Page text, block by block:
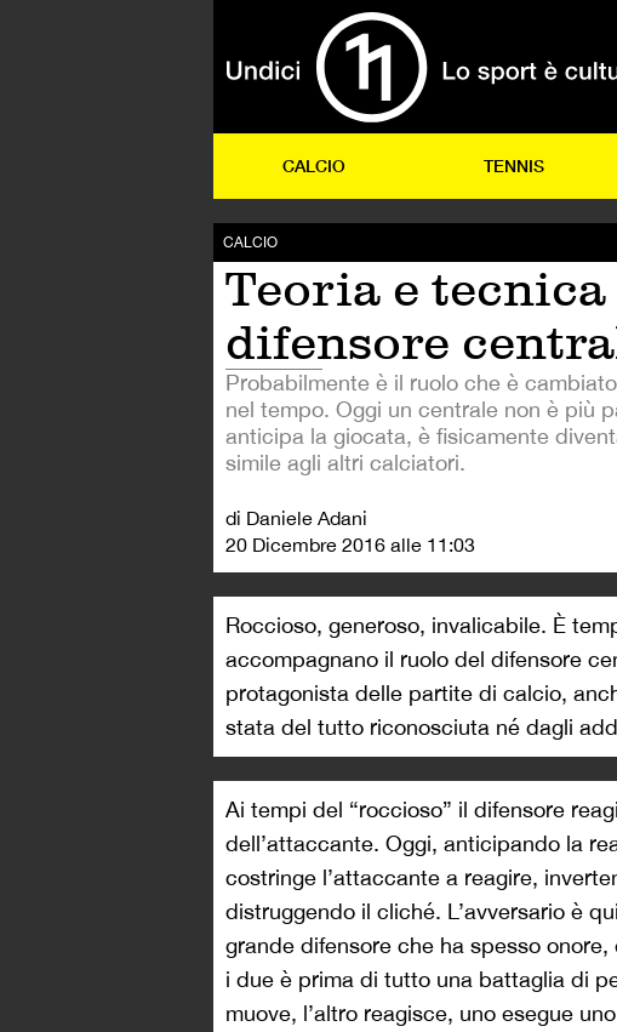
CALCIO TENNIS
CALCIO
Teoria e
difensore
Probabilmente è il ruolo che è
nel tempo. Oggi un centrale non è più
anticipa la giocata, è fisicamente
simile agli altri calciatori.
di Daniele Adani
20 Dicembre 2016 alle 11:03
Roccioso, generoso, invalicabile. È
accompagnano il ruolo del difensore
protagonista delle partite di calcio,
stata del tutto riconosciuta né dagli
Ai tempi del “roccioso” il difensore
dell’attaccante. Oggi, anticipando la
costringe l’attaccante a reagire,
distruggendo il cliché. L’avversario è
grande difensore che ha spesso
i due è prima di tutto una battaglia di
muove, l’altro reagisce, uno esegue